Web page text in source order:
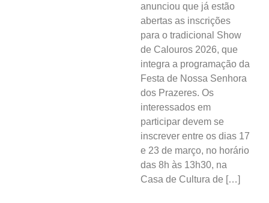
anunciou que já estão
abertas as inscrições
para o tradicional Show
de Calouros 2026, que
integra a programação da
Festa de Nossa Senhora
dos Prazeres. Os
interessados em
participar devem se
inscrever entre os dias 17
e 23 de março, no horário
das 8h às 13h30, na
Casa de Cultura de […]